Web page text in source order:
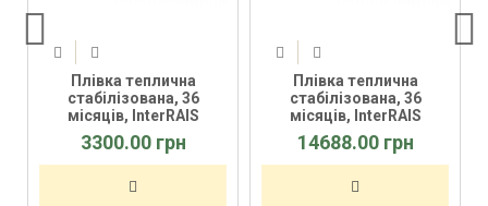
Плівка теплична
стабілізована, 36
місяців, InterRAIS
6x100x50м
3300.00 грн
Плівка теплична
стабілізована, 36
місяців, InterRAIS
6x120x100м
14688.00 грн